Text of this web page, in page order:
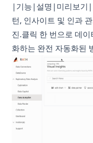
|기능|설명|미리보
턴, 인사이트 및 인과
진.클릭 한 번으로 데
화하는 완전 자동화된